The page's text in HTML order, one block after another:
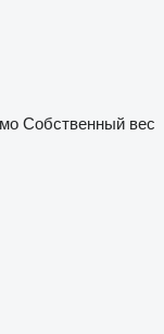
Собственный вес